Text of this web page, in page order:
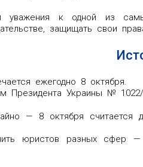
уважения к одной из
защищать свои
ежегодно 8 октября.
Президента Украины №
— 8 октября считается
юристов разных сфер —